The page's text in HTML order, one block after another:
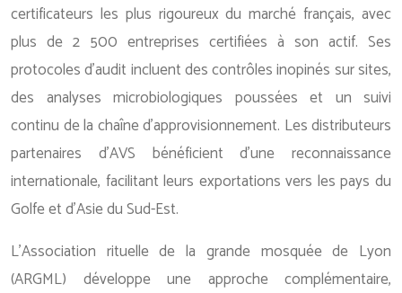
certificateurs les plus rigoureux du marché français, avec
plus de 2 500 entreprises certifiées à son actif. Ses
protocoles d’audit incluent des contrôles inopinés sur sites,
des analyses microbiologiques poussées et un suivi
continu de la chaîne d’approvisionnement. Les distributeurs
partenaires d’AVS bénéficient d’une reconnaissance
internationale, facilitant leurs exportations vers les pays du
Golfe et d’Asie du Sud-Est.
L’Association rituelle de la grande mosquée de Lyon
(ARGML) développe une approche complémentaire,